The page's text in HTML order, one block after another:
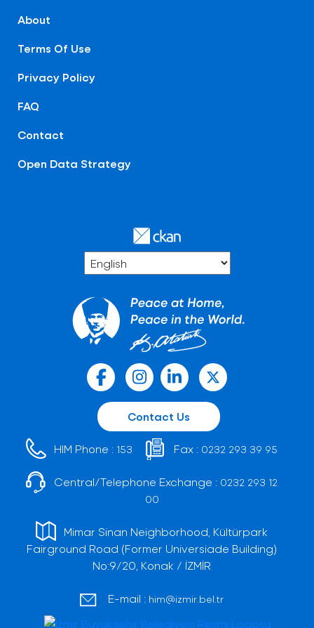
About
Terms Of Use
Privacy Policy
FAQ
Contact
Open Data Strategy
Contact Us
HIM Phone : 153 Fax : 0232 293 39 95
Central/Telephone Exchange : 0232 293 12
00
Mimar Sinan Neighborhood, Kültürpark
Fairground Road (Former Universiade Building)
No:9/20, Konak / İZMİR
E-mail : him@izmir.bel.tr